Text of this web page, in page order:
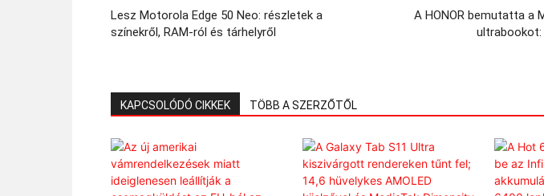
Lesz Motorola Edge 50 Neo: részletek a
színekről, RAM-ról és tárhelyről
A HONOR bemutatta a
ultrabookot:
KAPCSOLÓDÓ CIKKEK TÖBB A SZERZŐTŐL